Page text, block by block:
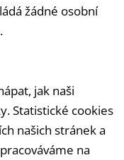
žádné osobní
jak naši
Statistické cookies
našich stránek a
na